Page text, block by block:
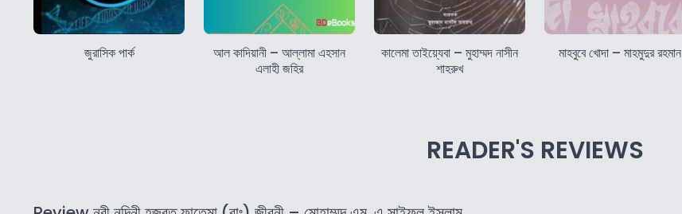
জুরাসিক পার্ক
আল কাদিয়ানী – আল্লামা এহসান
এলাহী জহির
কালেমা তাইয়্যেবা – মুহাম্মদ নাসীন
শাহরুখ
মাহবুবে খোদা – মাহমুদুর রহমান
READER'S REVIEWS